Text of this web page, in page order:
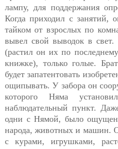
лампу, для поддержания
Когда приходил с занятий,
тайком от взрослых по
вывел свой выводок в
(растил он их по
книжке), только голые.
будет запатентовать
ощипывать. У забора он
которого Няма
наблюдательный пункт.
одни с Нямой, было
народа, животных и машин.
с курами, игрушками,